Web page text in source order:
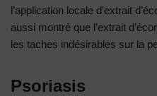
l’application locale d’extrait
aussi montré que l’extrait
les taches indésirables sur la
Psoriasis